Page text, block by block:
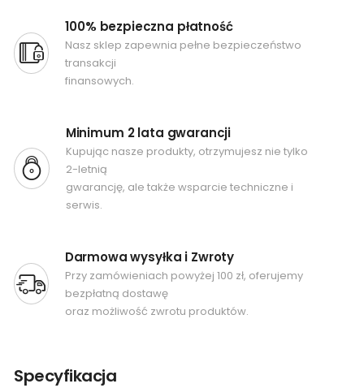
100% bezpieczna płatność
Nasz sklep zapewnia pełne bezpieczeństwo
transakcji
finansowych.
Minimum 2 lata gwarancji
Kupując nasze produkty, otrzymujesz nie tylko
2-letnią
gwarancję, ale także wsparcie techniczne i
serwis.
Darmowa wysyłka i Zwroty
Przy zamówieniach powyżej 100 zł, oferujemy
bezpłatną dostawę
oraz możliwość zwrotu produktów.
Specyfikacja